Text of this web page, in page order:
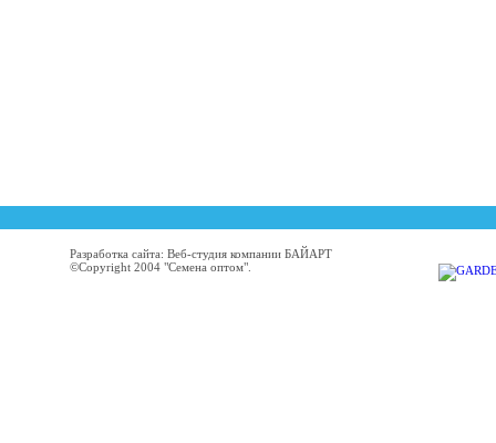
Разработка сайта: Веб-студия компании БАЙАРТ
©Copyright 2004 "Семена оптом".